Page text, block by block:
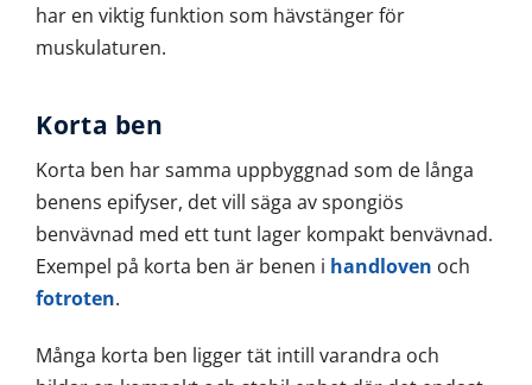
har en viktig funktion som hävstänger för
muskulaturen.
Korta ben
Korta ben har samma uppbyggnad som de långa
benens epifyser, det vill säga av spongiös
benvävnad med ett tunt lager kompakt benvävnad.
Exempel på korta ben är benen i handloven och
fotroten.
Många korta ben ligger tät intill varandra och